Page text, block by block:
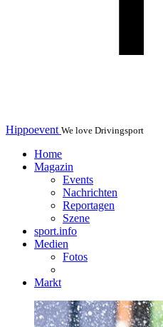
Hippoevent We love Drivingsport
Home
Magazin
Events
Nachrichten
Reportagen
Szene
sport.info
Medien
Fotos
Markt